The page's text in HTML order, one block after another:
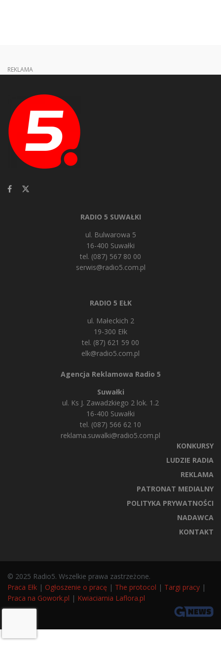
REKLAMA
RADIO 5 SUWAŁKI
ul. Bulwarowa 5
16-400 Suwałki
tel. (087) 567 80 00
serwis@radio5.com.pl
RADIO 5 EŁK
ul. Małeckich 2
19-300 Ełk
tel. (87) 621 59 00
elk@radio5.com.pl
Agencja Reklamowa Radio 5
Suwałki
ul. Ks J. Zawadzkiego 2 lok. 1.2
16-400 Suwałki
tel. (087) 566 62 10
reklama.suwalki@radio5.com.pl
KONKURSY
LUDZIE RADIA
REKLAMA
PATRONAT MEDIALNY
POLITYKA PRYWATNOŚCI
NADAWCA
KONTAKT
© 2025 Radio5. Wszelkie prawa zastrzeżone.
Praca Ełk | Ogłoszenie o pracę | The protocol | Targi pracy |
Praca na Gowork.pl | Kwiaciarnia Laflora.pl